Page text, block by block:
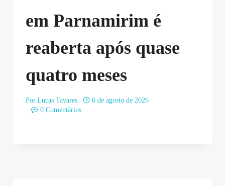
em Parnamirim é
reaberta após quase
quatro meses
Por Lucas Tavares
6 de agosto de 2026
0 Comentários